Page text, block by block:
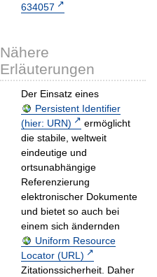
634057
Nähere
Erläuterungen
Der Einsatz eines
Persistent Identifier
(hier: URN)
ermöglicht
die stabile, weltweit
eindeutige und
ortsunabhängige
Referenzierung
elektronischer Dokumente
und bietet so auch bei
einem sich ändernden
Uniform Resource
Locator (URL)
Zitationssicherheit. Daher